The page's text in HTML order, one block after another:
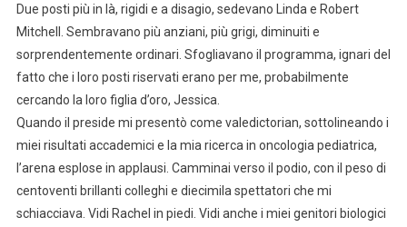
Due posti più in là, rigidi e a disagio, sedevano Linda e Robert
Mitchell. Sembravano più anziani, più grigi, diminuiti e
sorprendentemente ordinari. Sfogliavano il programma, ignari del
fatto che i loro posti riservati erano per me, probabilmente
cercando la loro figlia d’oro, Jessica.
Quando il preside mi presentò come valedictorian, sottolineando i
miei risultati accademici e la mia ricerca in oncologia pediatrica,
l’arena esplose in applausi. Camminai verso il podio, con il peso di
centoventi brillanti colleghi e diecimila spettatori che mi
schiacciava. Vidi Rachel in piedi. Vidi anche i miei genitori biologici